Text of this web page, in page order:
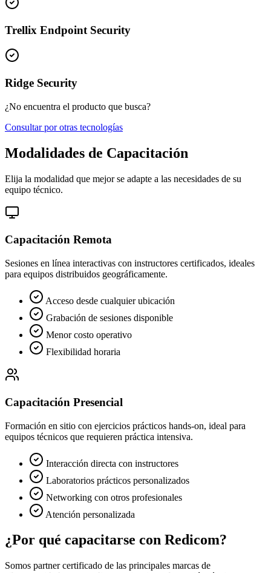
Trellix Endpoint Security
Ridge Security
¿No encuentra el producto que busca?
Consultar por otras tecnologías
Modalidades de Capacitación
Elija la modalidad que mejor se adapte a las necesidades de su
equipo técnico.
Capacitación Remota
Sesiones en línea interactivas con instructores certificados, ideales
para equipos distribuidos geográficamente.
Acceso desde cualquier ubicación
Grabación de sesiones disponible
Menor costo operativo
Flexibilidad horaria
Capacitación Presencial
Formación en sitio con ejercicios prácticos hands-on, ideal para
equipos técnicos que requieren práctica intensiva.
Interacción directa con instructores
Laboratorios prácticos personalizados
Networking con otros profesionales
Atención personalizada
¿Por qué capacitarse con Redicom?
Somos partner certificado de las principales marcas de